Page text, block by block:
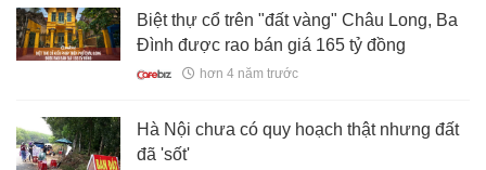
Biệt thự cổ trên "đất vàng" Châu Long, Ba
Đình được rao bán giá 165 tỷ đồng
hơn 4 năm trước
Hà Nội chưa có quy hoạch thật nhưng đất
đã 'sốt'